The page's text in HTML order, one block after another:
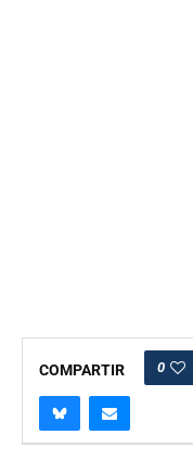
COMPARTIR 0